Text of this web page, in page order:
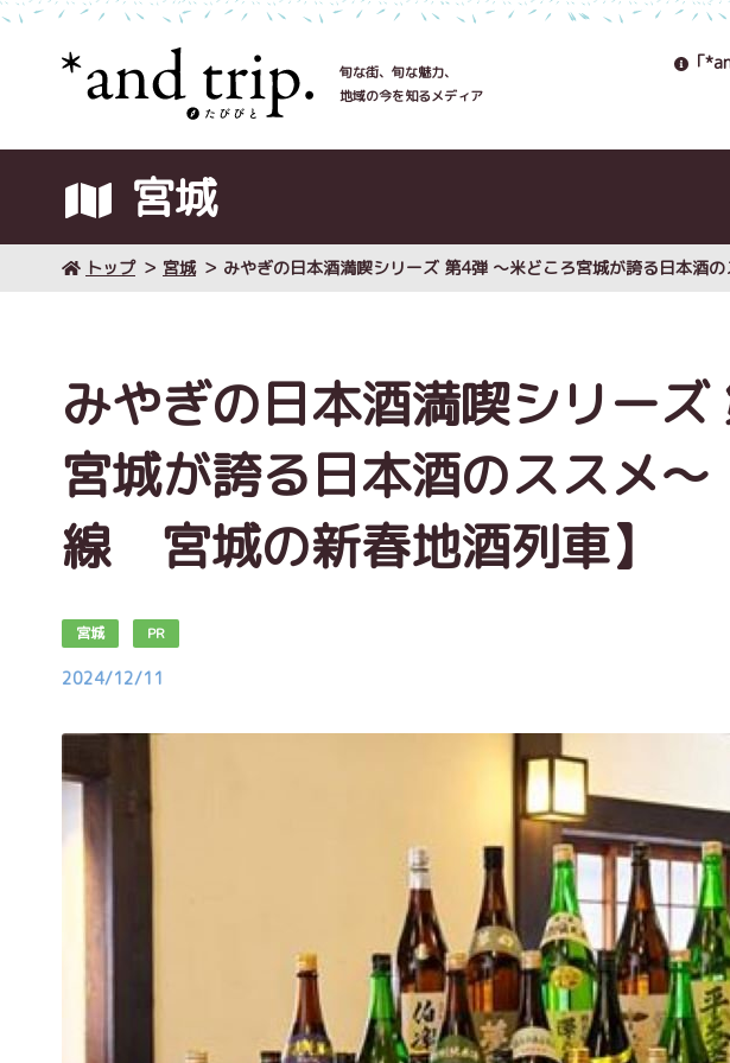
旬な街、旬な魅力、
地域の今を知るメディア
「
宮城
トップ 宮城 みやぎの日本酒満喫シリーズ 第4弾 ～米どころ宮城が誇る日本酒
みやぎの日本酒満喫シリー
宮城が誇る日本酒のススメ
線 宮城の新春地酒列車】
宮城 PR
2024/12/11